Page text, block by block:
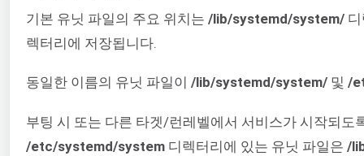
기본 유닛 파일의 주요 위치는 /lib/systemd/system/
렉터리에 저장됩니다.
동일한 이름의 유닛 파일이 /lib/systemd/system/ 및 /
부팅 시 또는 다른 타겟/런레벨에서 서비스가 시작되
/etc/systemd/system 디렉터리에 있는 유닛 파일은 /